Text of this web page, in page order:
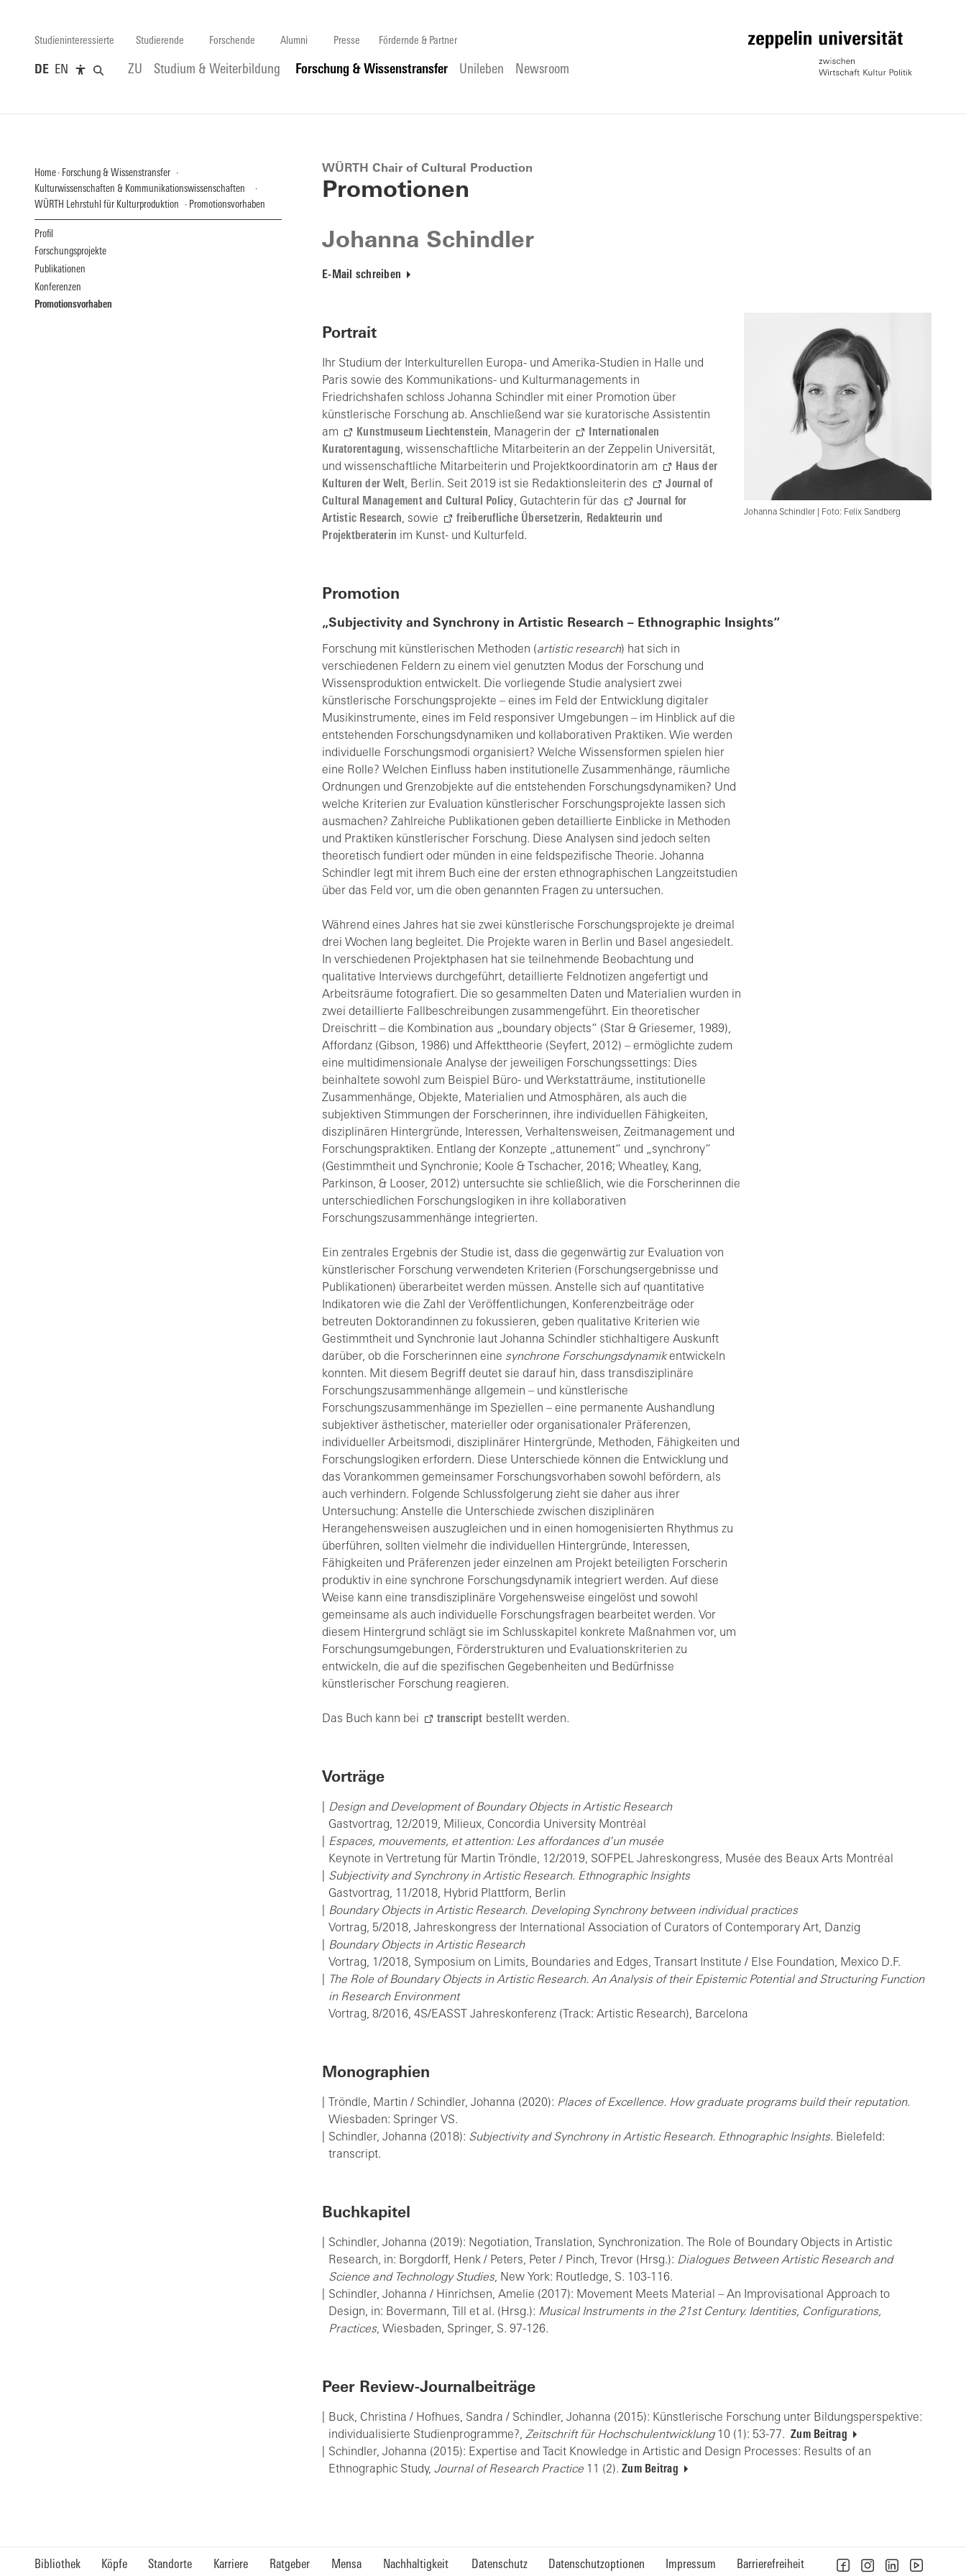
Studieninteressierte Studierende Forschende Alumni Presse Fördernde & Partner
DE EN ZU Studium & Weiterbildung Forschung & Wissenstransfer Unileben Newsroom
Home Forschung & Wissenstransfer
Kulturwissenschaften & Kommunikationswissenschaften
WÜRTH Lehrstuhl für Kulturproduktion
Promotionsvorhaben
Profil
Forschungsprojekte
Publikationen
Konferenzen
Promotionsvorhaben
WÜRTH Chair of Cultural Production
Promotionen
Johanna Schindler
E-Mail schreiben
Johanna Schindler | Foto: Felix Sandberg
Portrait
Ihr Studium der Interkulturellen Europa- und Amerika-Studien in Halle und
Paris sowie des Kommunikations- und Kulturmanagements in
Friedrichshafen schloss Johanna Schindler mit einer Promotion über
künstlerische Forschung ab. Anschließend war sie kuratorische Assistentin
am
Kunstmuseum Liechtenstein, Managerin der
Internationalen
Kuratorentagung, wissenschaftliche Mitarbeiterin an der Zeppelin Universität,
und wissenschaftliche Mitarbeiterin und Projektkoordinatorin am
Haus der
Kulturen der Welt, Berlin. Seit 2019 ist sie Redaktionsleiterin des
Journal of
Cultural Management and Cultural Policy, Gutachterin für das
Journal for
Artistic Research, sowie
freiberufliche Übersetzerin, Redakteurin und
Projektberaterin im Kunst- und Kulturfeld.
Promotion
„Subjectivity and Synchrony in Artistic Research – Ethnographic Insights“
Forschung mit künstlerischen Methoden (artistic research) hat sich in
verschiedenen Feldern zu einem viel genutzten Modus der Forschung und
Wissensproduktion entwickelt. Die vorliegende Studie analysiert zwei
künstlerische Forschungsprojekte – eines im Feld der Entwicklung digitaler
Musikinstrumente, eines im Feld responsiver Umgebungen – im Hinblick auf die
entstehenden Forschungsdynamiken und kollaborativen Praktiken. Wie werden
individuelle Forschungsmodi organisiert? Welche Wissensformen spielen hier
eine Rolle? Welchen Einfluss haben institutionelle Zusammenhänge, räumliche
Ordnungen und Grenzobjekte auf die entstehenden Forschungsdynamiken? Und
welche Kriterien zur Evaluation künstlerischer Forschungsprojekte lassen sich
ausmachen? Zahlreiche Publikationen geben detaillierte Einblicke in Methoden
und Praktiken künstlerischer Forschung. Diese Analysen sind jedoch selten
theoretisch fundiert oder münden in eine feldspezifische Theorie. Johanna
Schindler legt mit ihrem Buch eine der ersten ethnographischen Langzeitstudien
über das Feld vor, um die oben genannten Fragen zu untersuchen.
Während eines Jahres hat sie zwei künstlerische Forschungsprojekte je dreimal
drei Wochen lang begleitet. Die Projekte waren in Berlin und Basel angesiedelt.
In verschiedenen Projektphasen hat sie teilnehmende Beobachtung und
qualitative Interviews durchgeführt, detaillierte Feldnotizen angefertigt und
Arbeitsräume fotografiert. Die so gesammelten Daten und Materialien wurden in
zwei detaillierte Fallbeschreibungen zusammengeführt. Ein theoretischer
Dreischritt – die Kombination aus „boundary objects“ (Star & Griesemer, 1989),
Affordanz (Gibson, 1986) und Affekttheorie (Seyfert, 2012) – ermöglichte zudem
eine multidimensionale Analyse der jeweiligen Forschungssettings: Dies
beinhaltete sowohl zum Beispiel Büro- und Werkstatträume, institutionelle
Zusammenhänge, Objekte, Materialien und Atmosphären, als auch die
subjektiven Stimmungen der Forscherinnen, ihre individuellen Fähigkeiten,
disziplinären Hintergründe, Interessen, Verhaltensweisen, Zeitmanagement und
Forschungspraktiken. Entlang der Konzepte „attunement“ und „synchrony“
(Gestimmtheit und Synchronie; Koole & Tschacher, 2016; Wheatley, Kang,
Parkinson, & Looser, 2012) untersuchte sie schließlich, wie die Forscherinnen die
unterschiedlichen Forschungslogiken in ihre kollaborativen
Forschungszusammenhänge integrierten.
Ein zentrales Ergebnis der Studie ist, dass die gegenwärtig zur Evaluation von
künstlerischer Forschung verwendeten Kriterien (Forschungsergebnisse und
Publikationen) überarbeitet werden müssen. Anstelle sich auf quantitative
Indikatoren wie die Zahl der Veröffentlichungen, Konferenzbeiträge oder
betreuten Doktorandinnen zu fokussieren, geben qualitative Kriterien wie
Gestimmtheit und Synchronie laut Johanna Schindler stichhaltigere Auskunft
darüber, ob die Forscherinnen eine synchrone Forschungsdynamikentwickeln
konnten. Mit diesem Begriff deutet sie darauf hin, dass transdisziplinäre
Forschungszusammenhänge allgemein – und künstlerische
Forschungszusammenhänge im Speziellen – eine permanente Aushandlung
subjektiver ästhetischer, materieller oder organisationaler Präferenzen,
individueller Arbeitsmodi, disziplinärer Hintergründe, Methoden, Fähigkeiten und
Forschungslogiken erfordern. Diese Unterschiede können die Entwicklung und
das Vorankommen gemeinsamer Forschungsvorhaben sowohl befördern, als
auch verhindern. Folgende Schlussfolgerung zieht sie daher aus ihrer
Untersuchung: Anstelle die Unterschiede zwischen disziplinären
Herangehensweisen auszugleichen und in einen homogenisierten Rhythmus zu
überführen, sollten vielmehr die individuellen Hintergründe, Interessen,
Fähigkeiten und Präferenzen jeder einzelnen am Projekt beteiligten Forscherin
produktiv in eine synchrone Forschungsdynamik integriert werden. Auf diese
Weise kann eine transdisziplinäre Vorgehensweise eingelöst und sowohl
gemeinsame als auch individuelle Forschungsfragen bearbeitet werden. Vor
diesem Hintergrund schlägt sie im Schlusskapitel konkrete Maßnahmen vor, um
Forschungsumgebungen, Förderstrukturen und Evaluationskriterien zu
entwickeln, die auf die spezifischen Gegebenheiten und Bedürfnisse
künstlerischer Forschung reagieren.
Das Buch kann bei transcript bestellt werden.
Vorträge
Design and Development of Boundary Objects in Artistic Research
Gastvortrag, 12/2019, Milieux, Concordia University Montréal
Espaces, mouvements, et attention: Les affordances d’un musée
Keynote in Vertretung für Martin Tröndle, 12/2019, SOFPEL Jahreskongress, Musée des Beaux Arts Montréal
Subjectivity and Synchrony in Artistic Research. Ethnographic Insights
Gastvortrag, 11/2018, Hybrid Plattform, Berlin
Boundary Objects in Artistic Research. Developing Synchrony between individual practices
Vortrag, 5/2018, Jahreskongress der International Association of Curators of Contemporary Art, Danzig
Boundary Objects in Artistic Research
Vortrag, 1/2018, Symposium on Limits, Boundaries and Edges, Transart Institute / Else Foundation, Mexico D.F.
The Role of Boundary Objects in Artistic Research. An Analysis of their Epistemic Potential and Structuring Function
in Research Environment
Vortrag, 8/2016, 4S/EASST Jahreskonferenz (Track: Artistic Research), Barcelona
Monographien
Tröndle, Martin / Schindler, Johanna (2020): Places of Excellence. How graduate programs build their reputation.
Wiesbaden: Springer VS.
Schindler, Johanna (2018): Subjectivity and Synchrony in Artistic Research. Ethnographic Insights. Bielefeld:
transcript.
Buchkapitel
Schindler, Johanna (2019): Negotiation, Translation, Synchronization. The Role of Boundary Objects in Artistic
Research, in: Borgdorff, Henk / Peters, Peter / Pinch, Trevor (Hrsg.): Dialogues Between Artistic Research and
Science and Technology Studies, New York: Routledge, S. 103-116.
Schindler, Johanna / Hinrichsen, Amelie (2017): Movement Meets Material – An Improvisational Approach to
Design, in: Bovermann, Till et al. (Hrsg.): Musical Instruments in the 21st Century. Identities, Configurations,
Practices, Wiesbaden, Springer, S. 97-126.
Peer Review-Journalbeiträge
Buck, Christina / Hofhues, Sandra / Schindler, Johanna (2015): Künstlerische Forschung unter Bildungsperspektive:
individualisierte Studienprogramme?, Zeitschrift für Hochschulentwicklung10 (1): 53-77. Zum Beitrag
Schindler, Johanna (2015): Expertise and Tacit Knowledge in Artistic and Design Processes: Results of an
Ethnographic Study, Journal of Research Practice 11 (2). Zum Beitrag
Bibliothek Köpfe Standorte Karriere Ratgeber Mensa Nachhaltigkeit Datenschutz Datenschutzoptionen Impressum Barrierefreiheit